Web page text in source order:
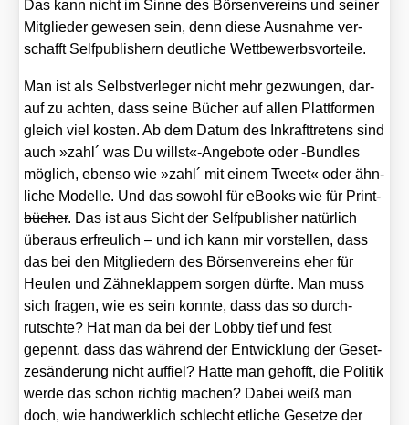
Das kann nicht im Sin­ne des Bör­sen­ver­eins und sei­ner
Mit­glie­der gewe­sen sein, denn die­se Aus­nah­me ver­
schafft Self­pu­blishern deut­li­che Wett­be­werbs­vor­tei­le.
Man ist als Selbst­ver­le­ger nicht mehr gezwun­gen, dar­
auf zu ach­ten, dass sei­ne Bücher auf allen Platt­for­men
gleich viel kos­ten. Ab dem Datum des Inkraft­tre­tens sind
auch »zahl´ was Du willst«-Angebote oder ‑Bund­les
mög­lich, eben­so wie »zahl´ mit einem Tweet« oder ähn­
li­che Model­le.Und das sowohl für eBooks wie für Print­
bü­cher. Das ist aus Sicht der Self­pu­blisher natür­lich
über­aus erfreu­lich – und ich kann mir vor­stel­len, dass
das bei den Mit­glie­dern des Bör­sen­ver­eins eher für
Heu­len und Zäh­ne­klap­pern sor­gen dürf­te. Man muss
sich fra­gen, wie es sein konn­te, dass das so durch­
rutsch­te? Hat man da bei der Lob­by tief und fest
gepennt, dass das wäh­rend der Ent­wick­lung der Geset­
zes­än­de­rung nicht auf­fiel? Hat­te man gehofft, die Poli­tik
wer­de das schon rich­tig machen? Dabei weiß man
doch, wie hand­werk­lich schlecht etli­che Geset­ze der